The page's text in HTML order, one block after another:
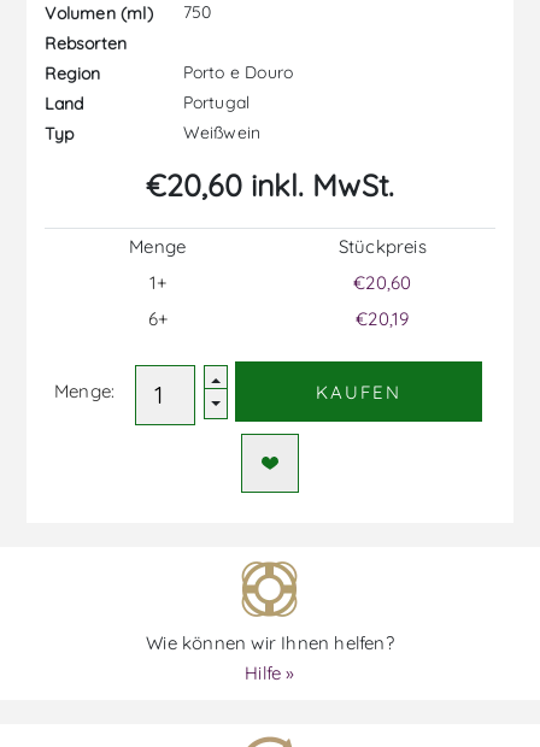
Volumen (ml)
750
Rebsorten
Region
Porto e Douro
Land
Portugal
Typ
Weißwein
€20,60 inkl. MwSt.
Menge
1+
6+
Stückpreis
€20,60
€20,19
Menge: KAUFEN
Wie können wir Ihnen helfen?
Hilfe »